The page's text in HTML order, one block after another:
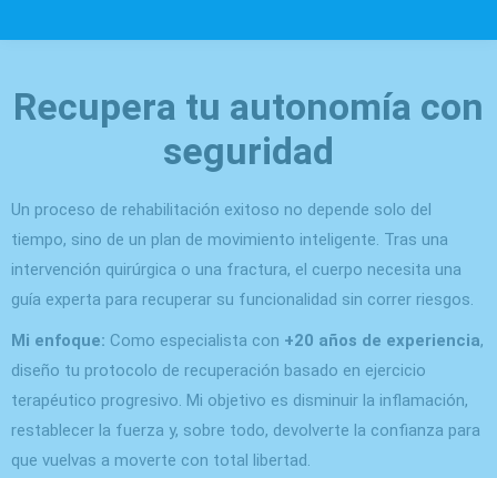
Recupera tu autonomía con
seguridad
Un proceso de rehabilitación exitoso no depende solo del
tiempo, sino de un plan de movimiento inteligente. Tras una
intervención quirúrgica o una fractura, el cuerpo necesita una
guía experta para recuperar su funcionalidad sin correr riesgos.
Mi enfoque: Como especialista con +20 años de experiencia,
diseño tu protocolo de recuperación basado en ejercicio
terapéutico progresivo. Mi objetivo es disminuir la inflamación,
restablecer la fuerza y, sobre todo, devolverte la confianza para
que vuelvas a moverte con total libertad.